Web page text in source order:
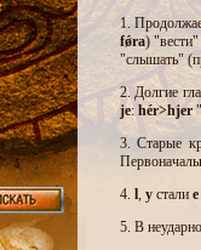
1.
fǿra)
"слышать"
2. Долгие
je: hér>hjer
3. Старые
4. l, y стали е
5. В